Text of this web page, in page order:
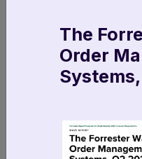
rapidement, il est très
demande avec
gestion des
et la disponibilité des
de réaliser des
The
Order